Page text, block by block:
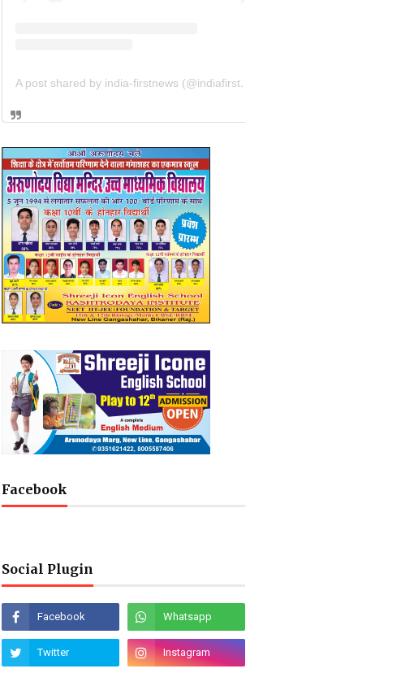
A post shared by india-firstnews (@indiafirstnewsbkn)
Facebook
Social Plugin